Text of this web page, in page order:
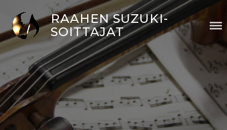
content
RAAHEN SUZUKI-
SOITTAJAT